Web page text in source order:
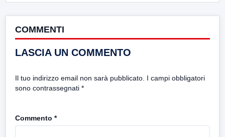
COMMENTI
LASCIA UN COMMENTO
Il tuo indirizzo email non sarà pubblicato. I campi obbligatori
sono contrassegnati *
Commento *